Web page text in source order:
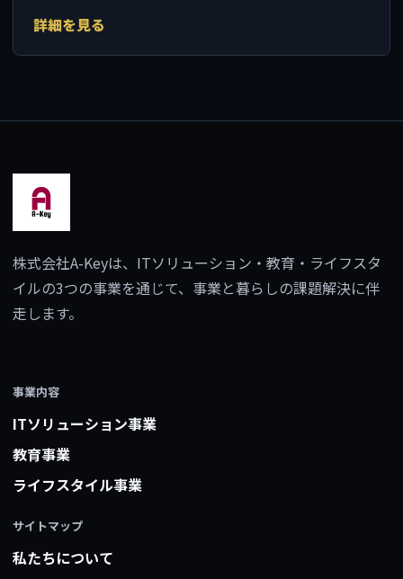
詳細を見る
株式会社A-Keyは、ITソリューション・教育・ライフスタ
イルの3つの事業を通じて、事業と暮らしの課題解決に伴
走します。
事業内容
ITソリューション事業
教育事業
ライフスタイル事業
サイトマップ
私たちについて